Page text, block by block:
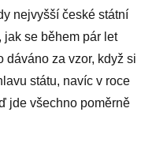
nejvyšší české státní
se během pár let
dáváno za vzor, když si
státu, navíc v roce
jde všechno poměrně